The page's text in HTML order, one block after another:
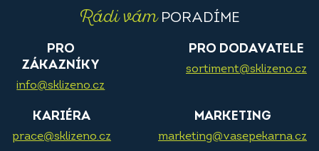
Rádi vámPORADÍME
PRO
ZÁKAZNÍKY
info@sklizeno.cz
PRO DODAVATELE
sortiment@sklizeno.cz
KARIÉRA
prace@sklizeno.cz
MARKETING
marketing@vasepekarna.cz